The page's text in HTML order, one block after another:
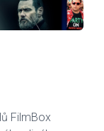
FilmBox